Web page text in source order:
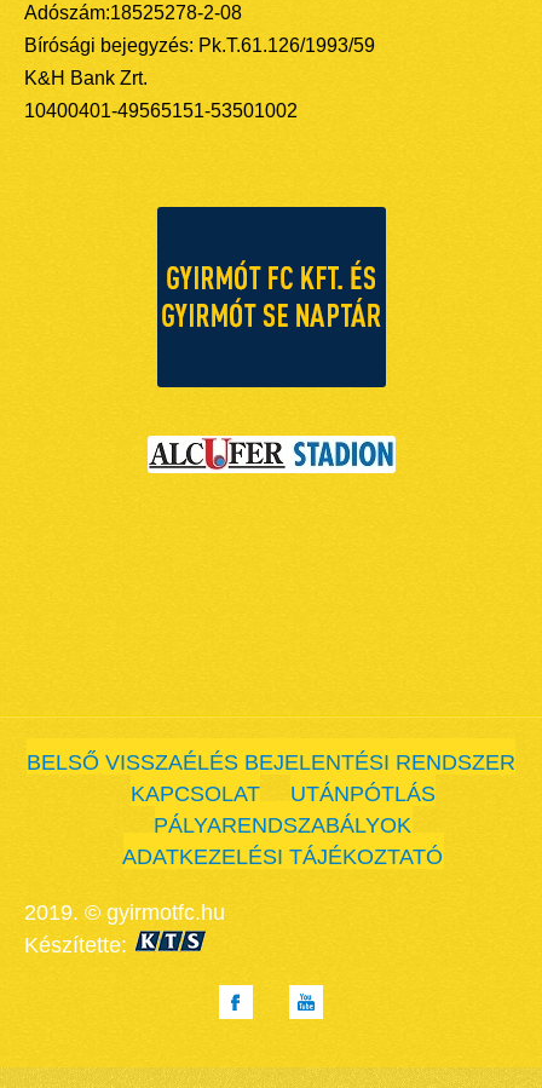
Adószám:18525278-2-08
Bírósági bejegyzés: Pk.T.61.126/1993/59
K&H Bank Zrt.
10400401-49565151-53501002
BELSŐ VISSZAÉLÉS BEJELENTÉSI RENDSZER
KAPCSOLAT
UTÁNPÓTLÁS
PÁLYARENDSZABÁLYOK
ADATKEZELÉSI TÁJÉKOZTATÓ
2019. © gyirmotfc.hu
Készítette: